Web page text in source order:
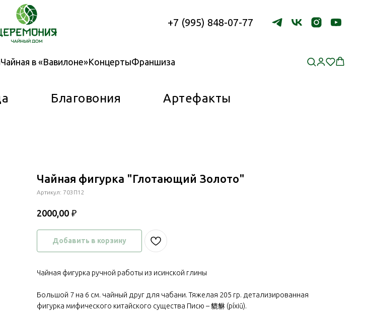
+7 (995) 848-07-77
Чайная в «Вавилоне»КонцертыФраншиза
Благовония Артефакты
Чайная фигурка "Глотающий Золото"
Артикул: 703П12
2000,00 ₽
Добавить в корзину
Чайная фигурка ручной работы из исинской глины
Большой 7 на 6 см. чайный друг для чабани. Тяжелая 205 гр. детализированная
фигурка мифического китайского существа Писю – 貔貅 (píxiū).